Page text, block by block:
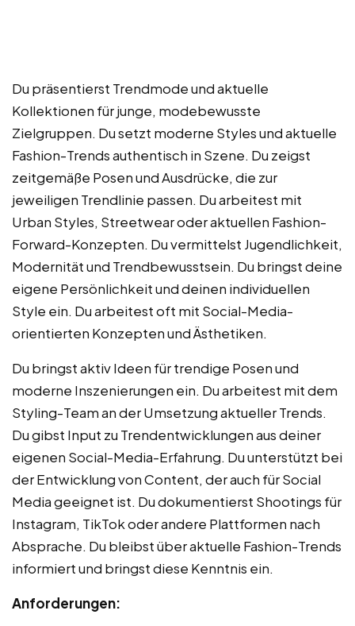
Du präsentierst Trendmode und aktuelle
Kollektionen für junge, modebewusste
Zielgruppen. Du setzt moderne Styles und aktuelle
Fashion-Trends authentisch in Szene. Du zeigst
zeitgemäße Posen und Ausdrücke, die zur
jeweiligen Trendlinie passen. Du arbeitest mit
Urban Styles, Streetwear oder aktuellen Fashion-
Forward-Konzepten. Du vermittelst Jugendlichkeit,
Modernität und Trendbewusstsein. Du bringst deine
eigene Persönlichkeit und deinen individuellen
Style ein. Du arbeitest oft mit Social-Media-
orientierten Konzepten und Ästhetiken.
Du bringst aktiv Ideen für trendige Posen und
moderne Inszenierungen ein. Du arbeitest mit dem
Styling-Team an der Umsetzung aktueller Trends.
Du gibst Input zu Trendentwicklungen aus deiner
eigenen Social-Media-Erfahrung. Du unterstützt bei
der Entwicklung von Content, der auch für Social
Media geeignet ist. Du dokumentierst Shootings für
Instagram, TikTok oder andere Plattformen nach
Absprache. Du bleibst über aktuelle Fashion-Trends
informiert und bringst diese Kenntnis ein.
Anforderungen: